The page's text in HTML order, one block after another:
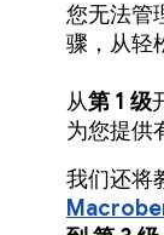
您无法管
骤，从轻
从第 1 级
为您提供
我们还将